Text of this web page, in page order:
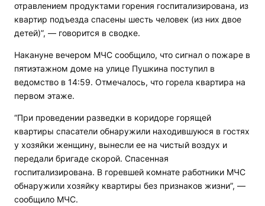
отравлением продуктами горения госпитализирована, из
квартир подъезда спасены шесть человек (из них двое
детей)”, — говорится в сводке.
Накануне вечером МЧС сообщило, что сигнал о пожаре в
пятиэтажном доме на улице Пушкина поступил в
ведомство в 14:59. Отмечалось, что горела квартира на
первом этаже.
“При проведении разведки в коридоре горящей
квартиры спасатели обнаружили находившуюся в гостях
у хозяйки женщину, вынесли ее на чистый воздух и
передали бригаде скорой. Спасенная
госпитализирована. В горевшей комнате работники МЧС
обнаружили хозяйку квартиры без признаков жизни”, —
сообщило МЧС.